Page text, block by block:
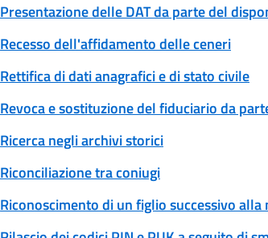
Presentazione delle DAT da parte del
Recesso dell'affidamento delle ceneri
Rettifica di dati anagrafici e di stato civile
Revoca e sostituzione del fiduciario da
Ricerca negli archivi storici
Riconciliazione tra coniugi
Riconoscimento di un figlio successivo alla